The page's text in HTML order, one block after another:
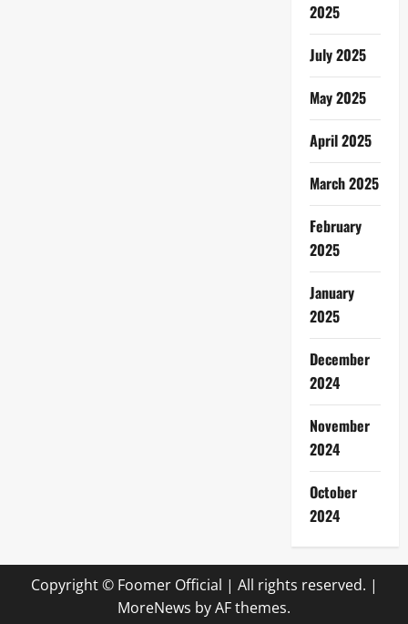
2025
July 2025
May 2025
April 2025
March 2025
February
2025
January
2025
December
2024
November
2024
October
2024
Copyright © Foomer Official | All rights reserved. |
MoreNews by AF themes.